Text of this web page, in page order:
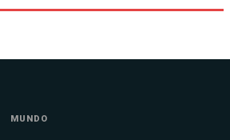
MUNDO